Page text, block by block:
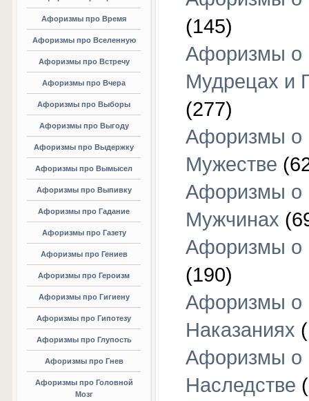
Афоризмы про Время
Афоризмы про Вселенную
Афоризмы про Встречу
Афоризмы про Вчера
Афоризмы про Выборы
Афоризмы про Выгоду
Афоризмы про Выдержку
Афоризмы про Вымысел
Афоризмы про Выпивку
Афоризмы про Гадание
Афоризмы про Газету
Афоризмы про Гениев
Афоризмы про Героизм
Афоризмы про Гигиену
Афоризмы про Гипотезу
Афоризмы про Глупость
Афоризмы про Гнев
Афоризмы про Головной
Мозг
(145)
Афоризмы о
Мудрецах и
(277)
Афоризмы о
Мужестве
Афоризмы о
Мужчинах
Афоризмы о
(190)
Афоризмы о
Наказаниях
Афоризмы о
Наследстве